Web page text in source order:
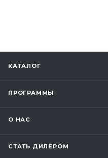
КАТАЛОГ
ПРОГРАММЫ
О НАС
СТАТЬ ДИЛЕРОМ